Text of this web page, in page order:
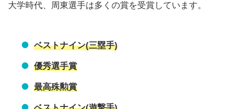
大学時代、周東選手は多くの賞を受賞しています。
ベストナイン(三塁手)
優秀選手賞
最高殊勲賞